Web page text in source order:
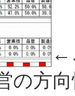
←
の方